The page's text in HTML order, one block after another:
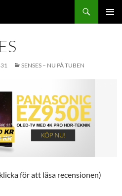
SENSES – NU PÅ TUBEN
för att läsa recensionen)